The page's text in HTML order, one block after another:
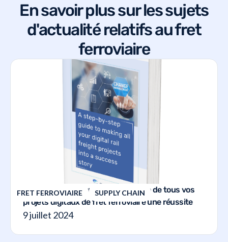
En savoir plus sur les sujets
d'actualité relatifs au fret
ferroviaire
FRET FERROVIAIRE SUPPLY CHAIN
Un guide étape par étape pour faire de tous vos
projets digitaux de fret ferroviaire une réussite
9 juillet 2024